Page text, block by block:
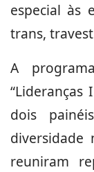
especial às
trans,
A
“Lideranças
dois
diversidade
reuniram